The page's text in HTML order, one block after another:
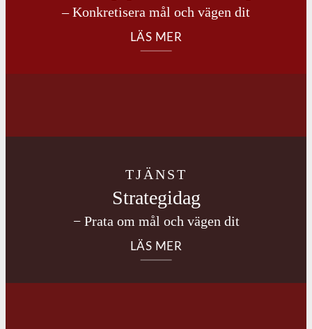
– Konkretisera mål och vägen dit
LÄS MER
TJÄNST
Strategidag
− Prata om mål och vägen dit
LÄS MER